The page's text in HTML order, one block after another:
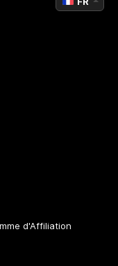
d'Affiliation